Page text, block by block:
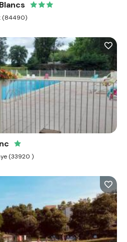
(84490)
(33920 )